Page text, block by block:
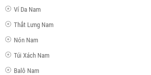
Ví Da Nam
Thắt Lưng Nam
Nón Nam
Túi Xách Nam
Balô Nam